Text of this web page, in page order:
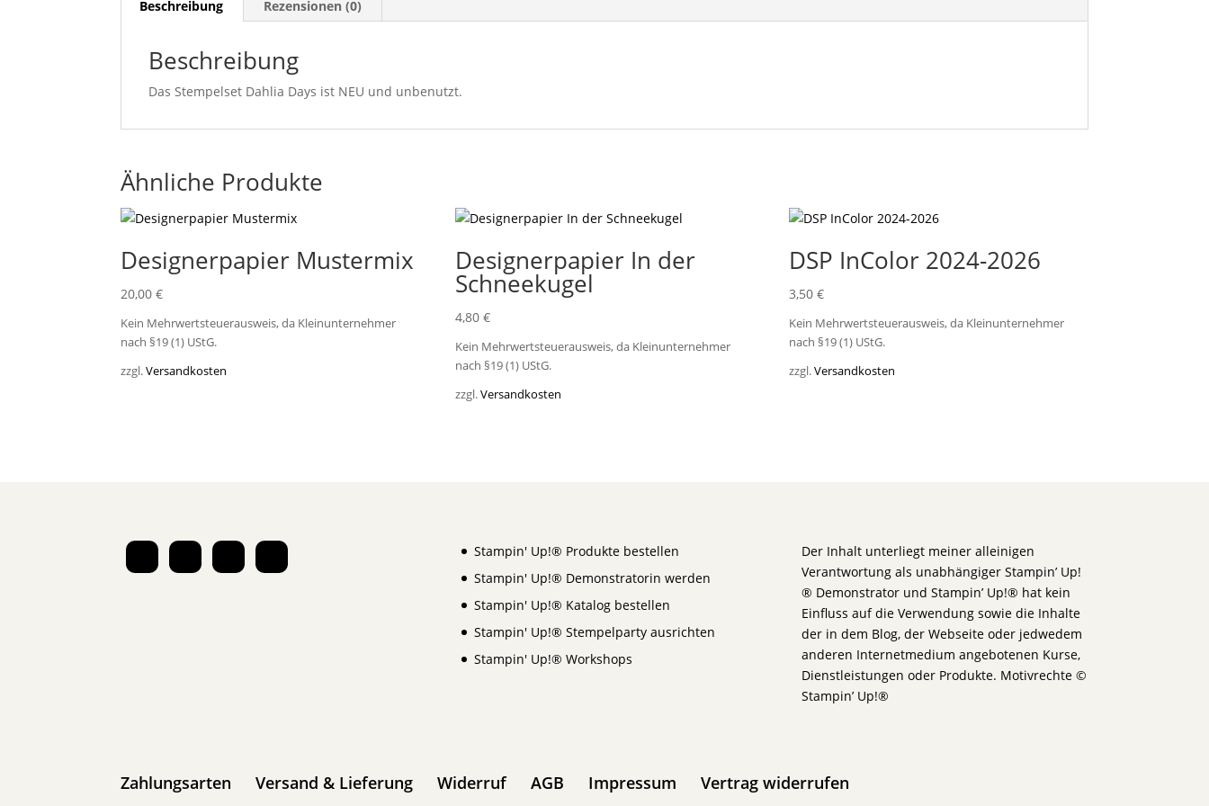
Beschreibung Rezensionen (0)
Beschreibung
Das Stempelset Dahlia Days ist NEU und unbenutzt.
Ähnliche Produkte
Designerpapier Mustermix
20,00€
Kein Mehrwertsteuerausweis, da Kleinunternehmer
nach §19 (1) UStG.
zzgl.Versandkosten
Designerpapier In der
Schneekugel
4,80 €
Kein Mehrwertsteuerausweis, da Kleinunternehmer
nach §19 (1) UStG.
zzgl.Versandkosten
DSP InColor 2024-2026
3,50€
Kein Mehrwertsteuerausweis, da Kleinunternehmer
nach §19 (1) UStG.
zzgl.Versandkosten
Stampin' Up!® Produkte bestellen
Stampin' Up!® Demonstratorin werden
Stampin' Up!® Katalog bestellen
Stampin' Up!® Stempelparty ausrichten
Stampin' Up!® Workshops
Der Inhalt unterliegt meiner alleinigen
Verantwortung als unabhängiger Stampin’ Up!
® Demonstrator und Stampin’ Up!® hat kein
Einfluss auf die Verwendung sowie die Inhalte
der in dem Blog, der Webseite oder jedwedem
anderen Internetmedium angebotenen Kurse,
Dienstleistungen oder Produkte. Motivrechte ©
Stampin’ Up!®
Zahlungsarten Versand & Lieferung Widerruf AGB Impressum Vertrag widerrufen